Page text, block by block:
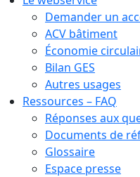
Demander un
ACV bâtiment
Économie
Bilan GES
Autres usages
Ressources – FAQ
Réponses aux
Documents de
Glossaire
Espace presse